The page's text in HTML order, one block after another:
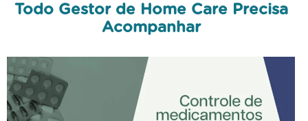
Todo Gestor de Home Care Precisa
Acompanhar